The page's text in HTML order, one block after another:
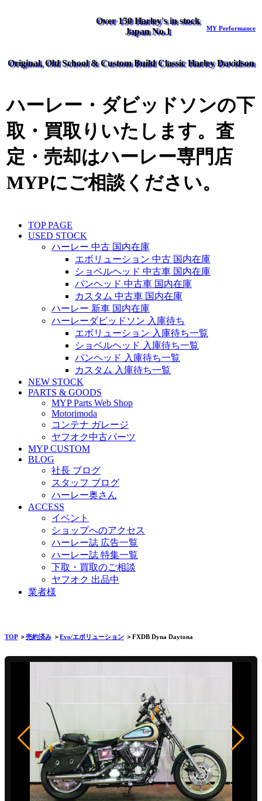
Over 150 Harley's in stock
Japan No.1
MY Performance
Original, Old School & Custom Build Classic Harley Davidson
ハーレー・ダビッドソンの下
取・買取りいたします。査
定・売却はハーレー専門店
MYPにご相談ください。
TOP PAGE
USED STOCK
ハーレー 中古 国内在庫
エボリューション 中古 国内在庫
ショベルヘッド 中古車 国内在庫
パンヘッド 中古車 国内在庫
カスタム 中古車 国内在庫
ハーレー 新車 国内在庫
ハーレーダビッドソン 入庫待ち
エボリューション 入庫待ち一覧
ショベルヘッド 入庫待ち一覧
パンヘッド 入庫待ち一覧
カスタム 入庫待ち一覧
NEW STOCK
PARTS & GOODS
MYP Parts Web Shop
Motorimoda
コンテナ ガレージ
ヤフオク中古パーツ
MYP CUSTOM
BLOG
社長 ブログ
スタッフ ブログ
ハーレー奥さん
ACCESS
イベント
ショップへのアクセス
ハーレー誌 広告一覧
ハーレー誌 特集一覧
下取・買取のご相談
ヤフオク 出品中
業者様
TOP＞売約済み ＞Evo/エボリューション ＞FXDB Dyna Daytona